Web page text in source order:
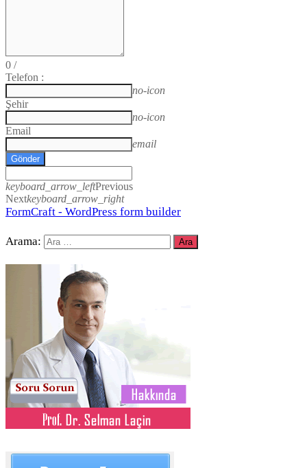
0 /
Telefon :
no-icon
Şehir
no-icon
Email
email
Gönder
keyboard_arrow_leftPrevious
Nextkeyboard_arrow_right
FormCraft - WordPress form builder
Arama: